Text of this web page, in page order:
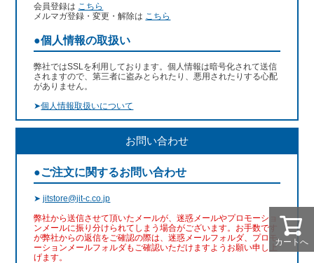
カートへ
会員登録は こちら
メルマガ登録・変更・解除は こちら
●個人情報の取扱い
弊社ではSSLを利用しております。個人情報は暗号化されて送信
されますので、第三者に盗みとられたり、悪用されたりする心配
がありません。
➤個人情報取扱いについて
お問い合わせ
●ご注文に関するお問い合わせ
➤jitstore@jit-c.co.jp
弊社から送信させて頂いたメールが、迷惑メールやプロモーショ
ンメールに振り分けられてしまう場合がございます。お手数です
が弊社からの返信をご確認の際は、迷惑メールフォルダ、プロモ
ーションメールフォルダもご確認いただけますようお願い申し上
げます。